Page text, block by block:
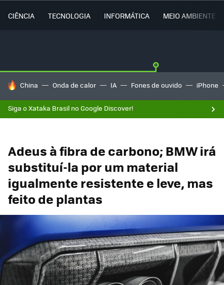
CIÊNCIA TECNOLOGIA INFORMÁTICA MEIO AMBIENTE
TENDÊNCIAS DO DIA
China Onda de calor IA Fones de ouvido iPhone
Siga o Xataka Brasil no Google Discover!
Adeus à fibra de carbono; BMW irá
substituí-la por um material
igualmente resistente e leve, mas
feito de plantas